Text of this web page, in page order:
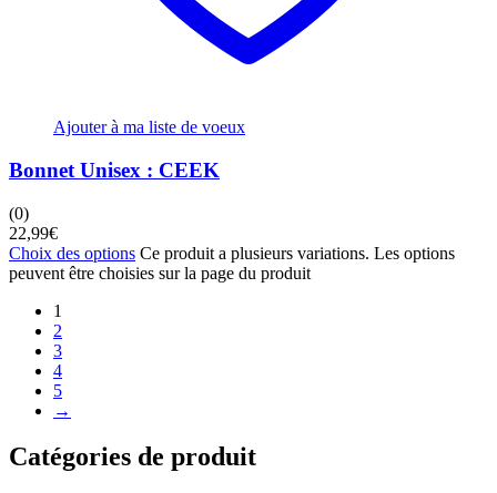
Ajouter à ma liste de voeux
Bonnet Unisex : CEEK
(0)
22,99€
Choix des options Ce produit a plusieurs variations. Les options
peuvent être choisies sur la page du produit
1
2
3
4
5
→
Catégories de produit